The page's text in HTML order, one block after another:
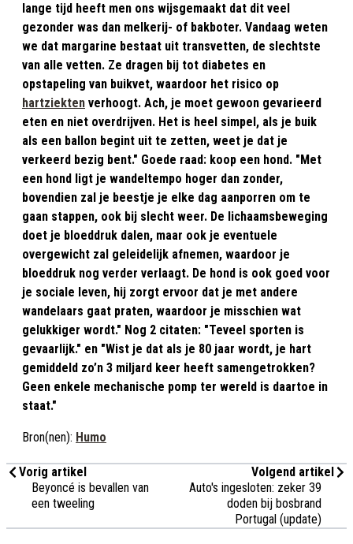
lange tijd heeft men ons wijsgemaakt dat dit veel
gezonder was dan melkerij- of bakboter. Vandaag weten
we dat margarine bestaat uit transvetten, de slechtste
van alle vetten. Ze dragen bij tot diabetes en
opstapeling van buikvet, waardoor het risico op
hartziekten verhoogt. Ach, je moet gewoon gevarieerd
eten en niet overdrijven. Het is heel simpel, als je buik
als een ballon begint uit te zetten, weet je dat je
verkeerd bezig bent." Goede raad: koop een hond. "Met
een hond ligt je wandeltempo hoger dan zonder,
bovendien zal je beestje je elke dag aanporren om te
gaan stappen, ook bij slecht weer. De lichaamsbeweging
doet je bloeddruk dalen, maar ook je eventuele
overgewicht zal geleidelijk afnemen, waardoor je
bloeddruk nog verder verlaagt. De hond is ook goed voor
je sociale leven, hij zorgt ervoor dat je met andere
wandelaars gaat praten, waardoor je misschien wat
gelukkiger wordt." Nog 2 citaten: "Teveel sporten is
gevaarlijk." en "Wist je dat als je 80 jaar wordt, je hart
gemiddeld zo’n 3 miljard keer heeft samengetrokken?
Geen enkele mechanische pomp ter wereld is daartoe in
staat."
Bron(nen): Humo
Vorig artikel
Beyoncé is bevallen van
een tweeling
Volgend artikel
Auto's ingesloten: zeker 39
doden bij bosbrand
Portugal (update)